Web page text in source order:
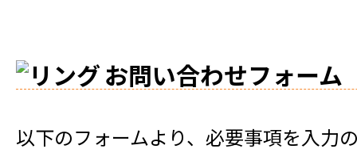
お問い合わせフォーム
以下のフォームより、必要事項を入力